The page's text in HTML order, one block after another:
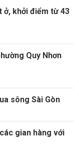
ở, khởi điểm từ 43
Quy Nhơn
sông Sài Gòn
gian hàng với